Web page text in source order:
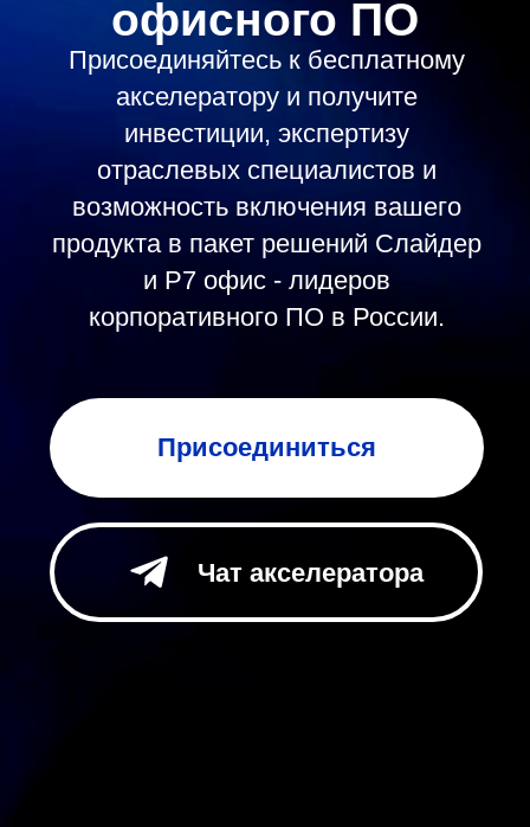
продукта в пакет решений Слайдер
и Р7 офис - лидеров
корпоративного ПО в России.
Чат акселератора